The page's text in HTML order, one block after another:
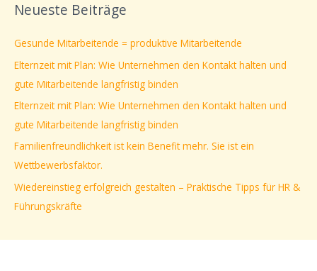
h
n
a
c
h
:
Neueste Beiträge
Gesunde Mitarbeitende = produktive Mitarbeitende
Elternzeit mit Plan: Wie Unternehmen den Kontakt halten und
gute Mitarbeitende langfristig binden
Elternzeit mit Plan: Wie Unternehmen den Kontakt halten und
gute Mitarbeitende langfristig binden
Familienfreundlichkeit ist kein Benefit mehr. Sie ist ein
Wettbewerbsfaktor.
Wiedereinstieg erfolgreich gestalten – Praktische Tipps für HR &
Führungskräfte